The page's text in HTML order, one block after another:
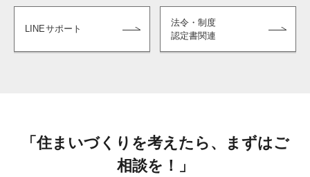
LINEサポート
法令・制度
認定書関連
「住まいづくりを考えたら、まずはご
相談を！」